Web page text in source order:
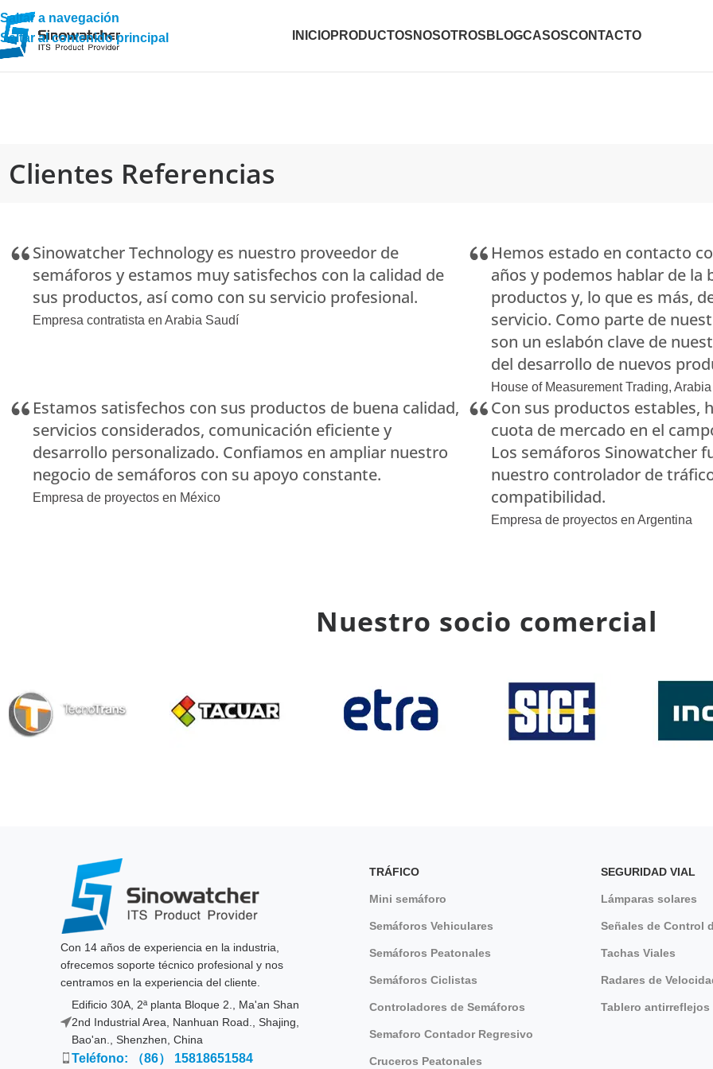
Saltar a navegación
Saltar al contenido principal
INICIOPRODUCTOS
Semáforo LED
Lente transparente de 200 mm
RYG ...
RYG de alto flujo de 300 mm ...
Rojo de
200mm
roja...
Cruceros Peatonales
Paso de peatones...
Señales de cruce de peatones...
Postes
NOSOTROS BLOGCASOSCONTACTO
Clientes Referencias
Sinowatcher Technology es nuestro proveedor de
semáforos y estamos muy satisfechos con la calidad de
sus productos, así como con su servicio profesional.
Empresa contratista en Arabia Saudí
Hemos estado en contacto
años y podemos hablar de la
productos y, lo que es más,
servicio. Como parte de
son un eslabón clave de
del desarrollo de nuevos
House of Measurement Trading,
Estamos satisfechos con sus productos de buena calidad,
servicios considerados, comunicación eficiente y
desarrollo personalizado. Confiamos en ampliar nuestro
negocio de semáforos con su apoyo constante.
Empresa de proyectos en México
Con sus productos estables,
cuota de mercado en el
Los semáforos Sinowatcher
nuestro controlador de
compatibilidad.
Empresa de proyectos en Argentina
Nuestro socio comercial
Con 14 años de experiencia en la industria,
ofrecemos soporte técnico profesional y nos
centramos en la experiencia del cliente.
Edificio 30A, 2ª planta Bloque 2., Ma'an Shan
2nd Industrial Area, Nanhuan Road., Shajing,
Bao'an., Shenzhen, China
Teléfono: （86） 15818651584
TRÁFICO
Mini semáforo
Semáforos Vehiculares
Semáforos Peatonales
Semáforos Ciclistas
Controladores de Semáforos
Semaforo Contador Regresivo
Cruceros Peatonales
SEGURIDAD VIAL
Lámparas solares
Señales de Control
Tachas Viales
Radares de
Tablero antirreflejos